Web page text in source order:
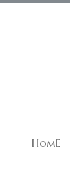
HomE